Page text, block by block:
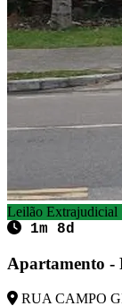
Leilão Extrajudicial
1m 8d
Apartamento
RUA CAMPO